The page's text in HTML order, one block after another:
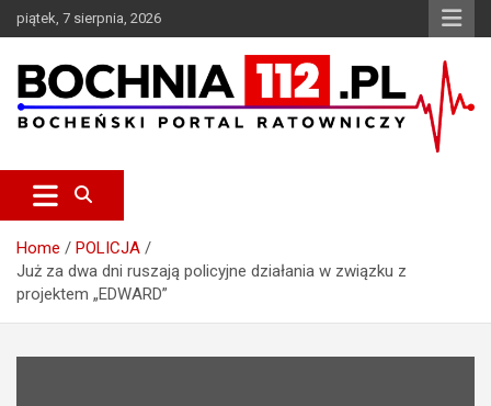
k
o
t
piątek, 7 sierpnia, 2026
BOCHNIA112.pl
Home
POLICJA
Już za dwa dni ruszają policyjne działania w związku z
projektem „EDWARD”